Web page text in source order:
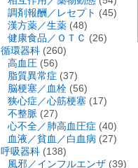
調剤報酬／レセプト (45)
漢方薬／生薬 (48)
健康食品／ＯＴＣ (26)
循環器科 (260)
高血圧 (56)
脂質異常症 (37)
脳梗塞／血栓 (56)
狭心症／心筋梗塞 (17)
不整脈 (27)
心不全／肺高血圧症 (40)
血液／貧血／白血病 (27)
呼吸器科 (138)
風邪／インフルエンザ (39)